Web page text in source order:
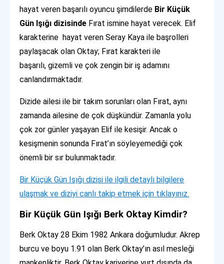
hayat veren başarılı oyuncu şimdilerde Bir Küçük
Gün Işığı dizisinde Fırat ismine hayat verecek. Elif
karakterine hayat veren Seray Kaya ile başrolleri
paylaşacak olan Oktay; Fırat karakteri ile
başarılı, gizemli ve çok zengin bir iş adamını
canlandırmaktadır.
Dizide ailesi ile bir takım sorunları olan Fırat, aynı
zamanda ailesine de çok düşkündür. Zamanla yolu
çok zor günler yaşayan Elif ile kesişir. Ancak o
kesişmenin sonunda Fırat’ın söyleyemediği çok
önemli bir sır bulunmaktadır.
Bir Küçük Gün Işığı dizisi ile ilgili detaylı bilgilere
ulaşmak ve diziyi canlı takip etmek için tıklayınız.
Bir Küçük Gün Işığı Berk Oktay Kimdir?
Berk Oktay 28 Ekim 1982 Ankara doğumludur. Akrep
burcu ve boyu 1.91 olan Berk Oktay’ın asıl mesleği